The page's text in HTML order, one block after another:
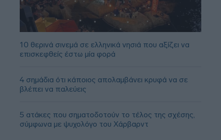
10 θερινά σινεμά σε ελληνικά νησιά που αξίζει να
επισκεφθείς έστω μία φορά
4 σημάδια ότι κάποιος απολαμβάνει κρυφά να σε
βλέπει να παλεύεις
5 ατάκες που σηματοδοτούν το τέλος της σχέσης,
σύμφωνα με ψυχολόγο του Χάρβαρντ